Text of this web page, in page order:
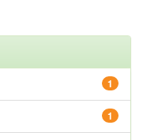
1
1